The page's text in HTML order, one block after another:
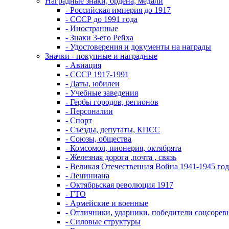
- Российская империя до 1917
- СССР до 1991 года
- Иностранные
- Знаки 3-его Рейха
- Удостоверения и документы на награды
Значки - покупные и наградные
- Авиация
- СССР 1917-1991
- Даты, юбилеи
- Учебные заведения
- Гербы городов, регионов
- Персоналии
- Спорт
- Съезды, депутаты, КПСС
- Союзы, общества
- Комсомол, пионерия, октябрята
- Железная дорога ,почта , связь
- Великая Отечественная Война 1941-1945
- Лениниана
- Октябрьская революция 1917
- ГТО
- Армейские и военные
- Отличники, ударники, победители
- Силовые структуры